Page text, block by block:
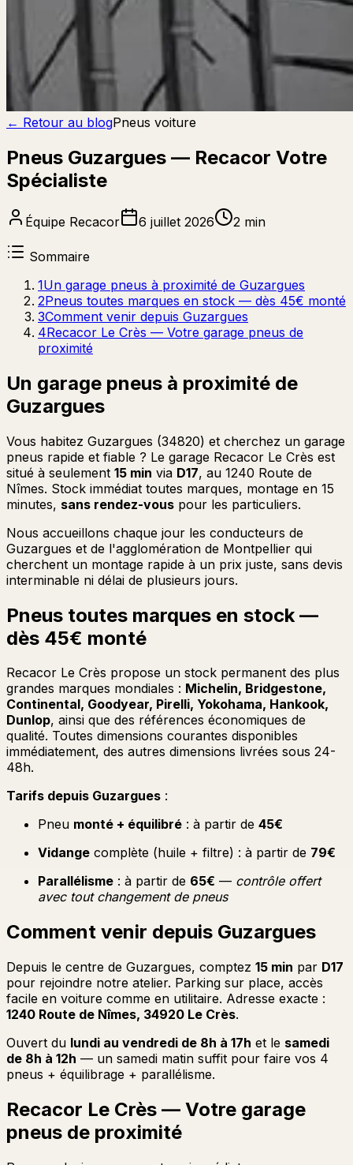
← Retour au blogPneus voiture
Pneus Guzargues — Recacor Votre
Spécialiste
Équipe Recacor 6 juillet 2026 2 min
Sommaire
1Un garage pneus à proximité de Guzargues
2Pneus toutes marques en stock — dès 45€ monté
3Comment venir depuis Guzargues
4Recacor Le Crès — Votre garage pneus de
proximité
Un garage pneus à proximité de
Guzargues
Vous habitez Guzargues (34820) et cherchez un garage
pneus rapide et fiable ? Le garage Recacor Le Crès est
situé à seulement 15 min via D17, au 1240 Route de
Nîmes. Stock immédiat toutes marques, montage en 15
minutes, sans rendez-vous pour les particuliers.
Nous accueillons chaque jour les conducteurs de
Guzargues et de l'agglomération de Montpellier qui
cherchent un montage rapide à un prix juste, sans devis
interminable ni délai de plusieurs jours.
Pneus toutes marques en stock —
dès 45€ monté
Recacor Le Crès propose un stock permanent des plus
grandes marques mondiales : Michelin, Bridgestone,
Continental, Goodyear, Pirelli, Yokohama, Hankook,
Dunlop, ainsi que des références économiques de
qualité. Toutes dimensions courantes disponibles
immédiatement, des autres dimensions livrées sous 24-
48h.
Tarifs depuis Guzargues :
Pneu monté + équilibré : à partir de 45€
Vidange complète (huile + filtre) : à partir de 79€
Parallélisme : à partir de 65€ — contrôle offert
avec tout changement de pneus
Comment venir depuis Guzargues
Depuis le centre de Guzargues, comptez 15 min par D17
pour rejoindre notre atelier. Parking sur place, accès
facile en voiture comme en utilitaire. Adresse exacte :
1240 Route de Nîmes, 34920 Le Crès.
Ouvert du lundi au vendredi de 8h à 17h et le samedi
de 8h à 12h — un samedi matin suffit pour faire vos 4
pneus + équilibrage + parallélisme.
Recacor Le Crès — Votre garage
pneus de proximité